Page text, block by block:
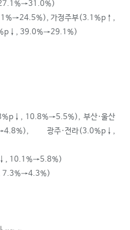
가정주부(3.1%p ↑ ,
↓ , 39.0%→29.1%)
↓ , 10.8%→5.5%), 부산·울산
광주·전라(3.0%p ↓ ,
↓ , 10.1%→5.8%)
7.3%→4.3%)